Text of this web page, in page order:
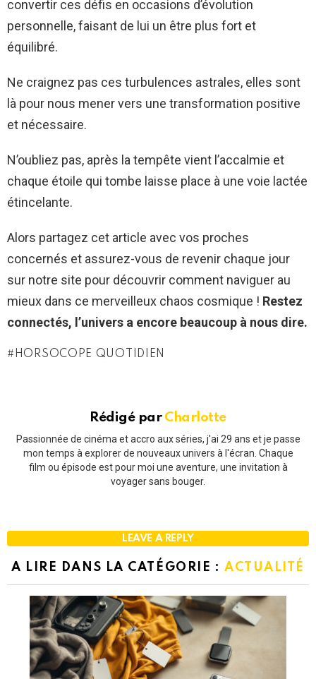
convertir ces défis en occasions d’évolution
personnelle, faisant de lui un être plus fort et
équilibré.
Ne craignez pas ces turbulences astrales, elles sont
là pour nous mener vers une transformation positive
et nécessaire.
N’oubliez pas, après la tempête vient l’accalmie et
chaque étoile qui tombe laisse place à une voie lactée
étincelante.
Alors partagez cet article avec vos proches
concernés et assurez-vous de revenir chaque jour
sur notre site pour découvrir comment naviguer au
mieux dans ce merveilleux chaos cosmique ! Restez
connectés, l’univers a encore beaucoup à nous dire.
HORSOCOPE QUOTIDIEN
Rédigé par Charlotte
Passionnée de cinéma et accro aux séries, j'ai 29 ans et je passe
mon temps à explorer de nouveaux univers à l'écran. Chaque
film ou épisode est pour moi une aventure, une invitation à
voyager sans bouger.
LEAVE A REPLY
A LIRE DANS LA CATÉGORIE : ACTUALITÉ